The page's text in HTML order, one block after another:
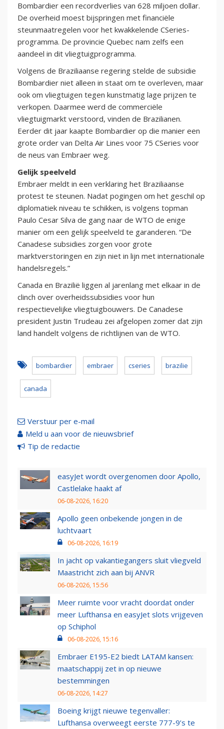
Bombardier een recordverlies van 628 miljoen dollar.
De overheid moest bijspringen met financiële
steunmaatregelen voor het kwakkelende CSeries-
programma. De provincie Quebec nam zelfs een
aandeel in dit vliegtuigprogramma.
Volgens de Braziliaanse regering stelde de subsidie
Bombardier niet alleen in staat om te overleven, maar
ook om vliegtuigen tegen kunstmatig lage prijzen te
verkopen. Daarmee werd de commerciële
vliegtuigmarkt verstoord, vinden de Brazilianen.
Eerder dit jaar kaapte Bombardier op die manier een
grote order van Delta Air Lines voor 75 CSeries voor
de neus van Embraer weg.
Gelijk speelveld
Embraer meldt in een verklaring het Braziliaanse
protest te steunen. Nadat pogingen om het geschil op
diplomatiek niveau te schikken, is volgens topman
Paulo Cesar Silva de gang naar de WTO de enige
manier om een gelijk speelveld te garanderen. “De
Canadese subsidies zorgen voor grote
marktverstoringen en zijn niet in lijn met internationale
handelsregels.”
Canada en Brazilië liggen al jarenlang met elkaar in de
clinch over overheidssubsidies voor hun
respectievelijke vliegtuigbouwers. De Canadese
president Justin Trudeau zei afgelopen zomer dat zijn
land handelt volgens de richtlijnen van de WTO.
bombardier embraer cseries brazilie
canada
Verstuur per e-mail
Meld u aan voor de nieuwsbrief
Tip de redactie
easyJet wordt overgenomen door Apollo,
Castlelake haakt af
06-08-2026, 16:20
Apollo geen onbekende jongen in de
luchtvaart
06-08-2026, 16:19
In jacht op vakantiegangers sluit vliegveld
Maastricht zich aan bij ANVR
06-08-2026, 15:56
Meer ruimte voor vracht doordat onder
meer Lufthansa en easyJet slots vrijgeven
op Schiphol
06-08-2026, 15:16
Embraer E195-E2 biedt LATAM kansen:
maatschappij zet in op nieuwe
bestemmingen
06-08-2026, 14:27
Boeing krijgt nieuwe tegenvaller:
Lufthansa overweegt eerste 777-9’s te